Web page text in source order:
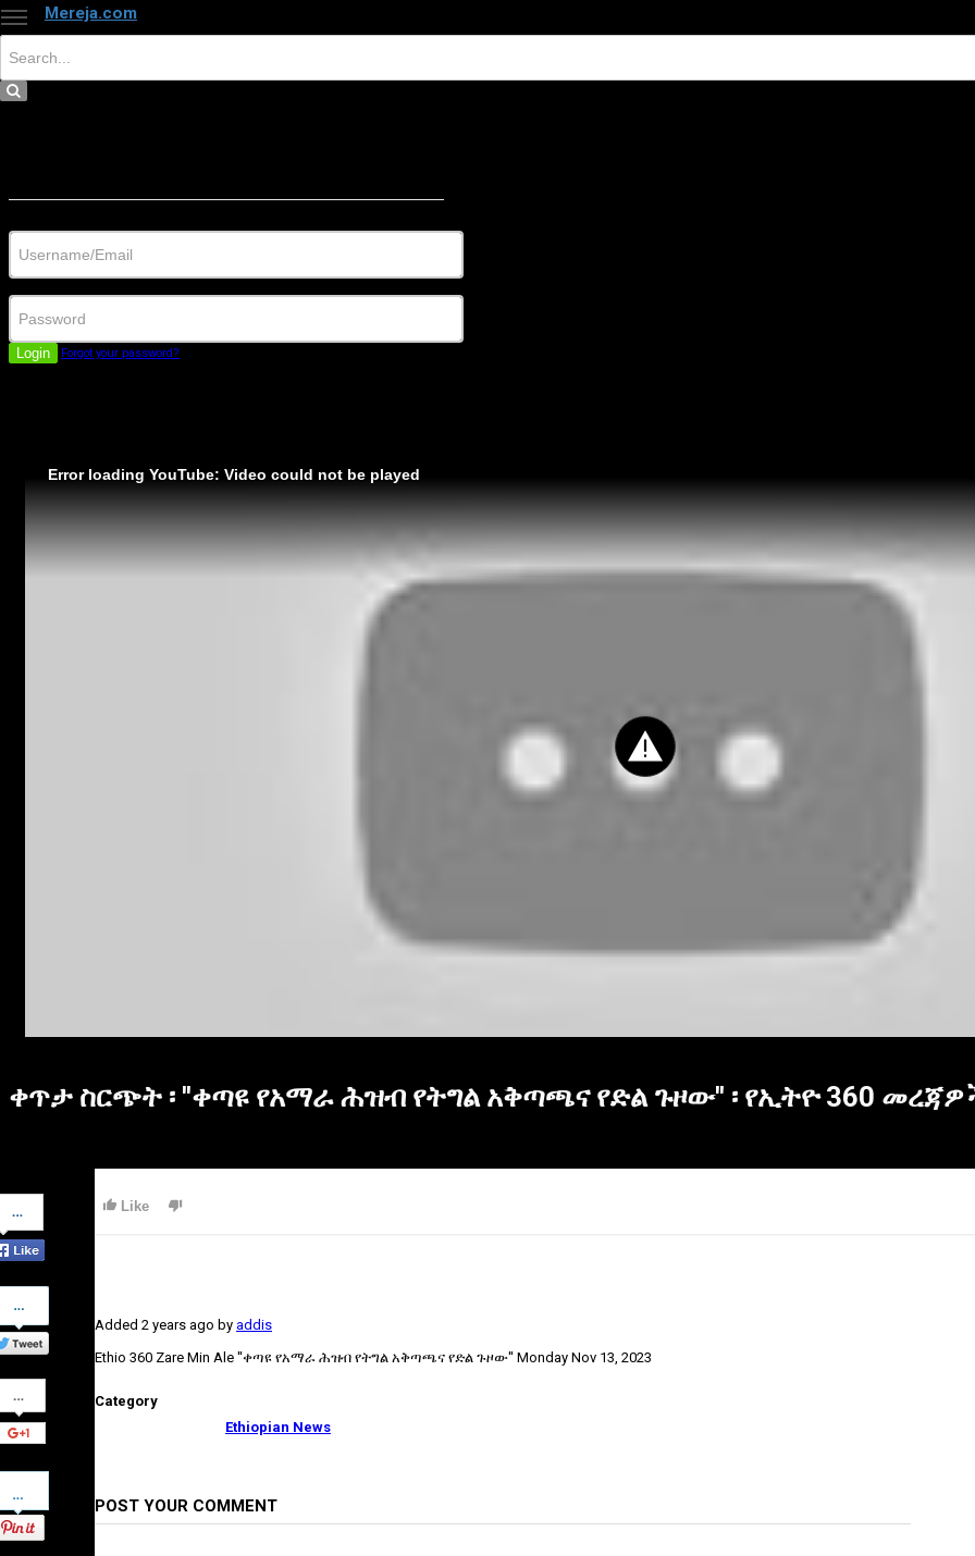
Mereja.com
Login Forgot your password?
Error loading YouTube: Video could not be played
ቀጥታ ስርጭት ፡ ''ቀጣዩ የአማራ ሕዝብ የትግል አቅጣጫና የድል ጉዞው'' ፡ የኢትዮ 360
on
Facebook
Share
on
Twitter
Share
on
Google+
Pinterest
Like
Added 2 years ago by addis
Ethio 360 Zare Min Ale ''ቀጣዩ የአማራ ሕዝብ የትግል አቅጣጫና የድል ጉዞው'' Monday Nov 13, 2023
Category
Ethiopian News
POST YOUR COMMENT